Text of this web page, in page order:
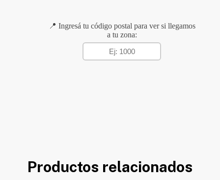
📍 Ingresá tu código postal para ver si llegamos
a tu zona:
Productos relacionados